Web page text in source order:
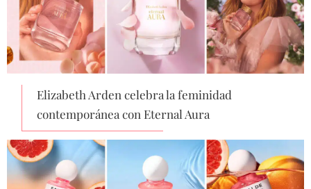
Elizabeth Arden celebra la feminidad
contemporánea con Eternal Aura